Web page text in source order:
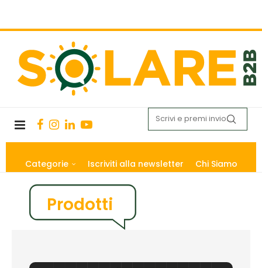
Categorie Iscriviti alla newsletter Chi Siamo
Prodotti